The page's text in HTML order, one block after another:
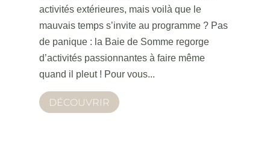
activités extérieures, mais voilà que le
mauvais temps s’invite au programme ? Pas
de panique : la Baie de Somme regorge
d’activités passionnantes à faire même
quand il pleut ! Pour vous...
DÉCOUVRIR